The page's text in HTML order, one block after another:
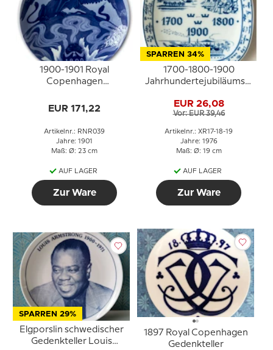
1900-1901 Royal
Copenhagen
EUR 171,22
Artikelnr.: RNR039
Jahre: 1901
Maß: Ø: 23 cm
AUF LAGER
Zur Ware
SPARREN 34%
1700-1800-1900
Jahrhundertejubiläumsteller,
Jahrestag 1976
EUR 26,08
Vor: EUR 39,46
Artikelnr.: XR17-18-19
Jahre: 1976
Maß: Ø: 19 cm
AUF LAGER
Zur Ware
SPARREN 29%
Elgporslin schwedischer
Gedenkteller Louis
1897 Royal Copenhagen
Gedenkteller